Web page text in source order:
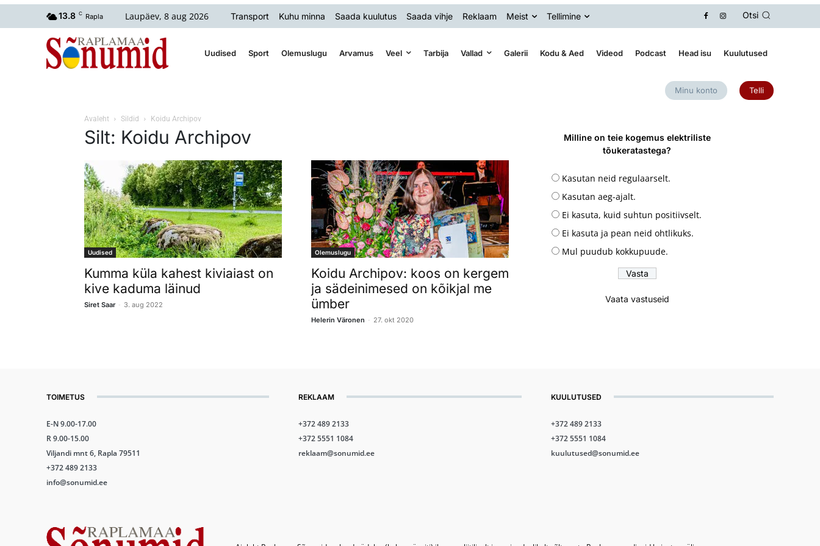
13.8 C Rapla Laupäev, 8 aug 2026 Transport Kuhu minna Saada kuulutus Saada vihje Reklaam Meist Tellimine Otsi
Uudised Sport Olemuslugu Arvamus Veel Tarbija Vallad Galerii Kodu & Aed Videod Podcast Head isu Kuulutused
Minu konto Telli
Avaleht Sildid Koidu Archipov
Silt: Koidu Archipov
Uudised
Kumma küla kahest kiviaiast on
kive kaduma läinud
Siret Saar - 3. aug 2022
Olemuslugu
Koidu Archipov: koos on kergem
ja sädeinimesed on kõikjal me
ümber
Helerin Väronen - 27. okt 2020
Milline on teie kogemus elektriliste
tõukeratastega?
Kasutan neid regulaarselt.
Kasutan aeg-ajalt.
Ei kasuta, kuid suhtun positiivselt.
Ei kasuta ja pean neid ohtlikuks.
Mul puudub kokkupuude.
Vaata vastuseid
TOIMETUS
E-N 9.00-17.00
R 9.00-15.00
Viljandi mnt 6, Rapla 79511
+372 489 2133
info@sonumid.ee
REKLAAM
+372 489 2133
+372 5551 1084
reklaam@sonumid.ee
KUULUTUSED
+372 489 2133
+372 5551 1084
kuulutused@sonumid.ee